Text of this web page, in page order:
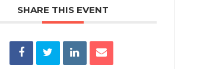
SHARE THIS EVENT